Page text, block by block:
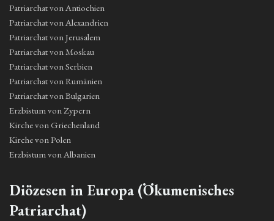
Patriarchat von Antiochien
Patriarchat von Alexandrien
Patriarchat von Jerusalem
Patriarchat von Moskau
Patriarchat von Serbien
Patriarchat von Rumänien
Patriarchat von Bulgarien
Erzbistum von Zypern
Kirche von Griechenland
Kirche von Polen
Erzbistum von Albanien
Diözesen in Europa (Ökumenisches
Patriarchat)